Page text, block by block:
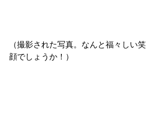
（撮影された写真。なんと福々しい笑
顔でしょうか！）